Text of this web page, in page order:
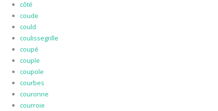
côté
coude
could
coulissegrille
coupé
couple
coupole
courbes
couronne
courroie